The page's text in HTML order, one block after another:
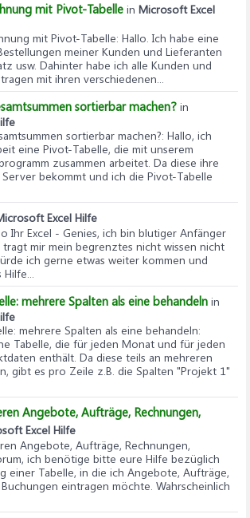
mit Pivot-Tabelle in Microsoft Excel
mit Pivot-Tabelle: Hallo. Ich habe eine
meiner Kunden und Lieferanten
usw. Dahinter habe ich alle Kunden und
mit ihren verschiedenen...
sortierbar machen? in
sortierbar machen?: Hallo, ich
eine Pivot-Tabelle, die mit unserem
zusammen arbeitet. Da diese ihre
bekommt und ich die Pivot-Tabelle
Excel Hilfe
Ihr Excel - Genies, ich bin blutiger Anfänger
tragt mir mein begrenztes nicht wissen nicht
ich gerne etwas weiter kommen und
mehrere Spalten als eine behandeln in
mehrere Spalten als eine behandeln:
Tabelle, die für jeden Monat und für jeden
enthält. Da diese teils an mehreren
gibt es pro Zeile z.B. die Spalten "Projekt 1"
Angebote, Aufträge, Rechnungen,
Excel Hilfe
Angebote, Aufträge, Rechnungen,
ich benötige bitte eure Hilfe bezüglich
einer Tabelle, in die ich Angebote, Aufträge,
eintragen möchte. Wahrscheinlich